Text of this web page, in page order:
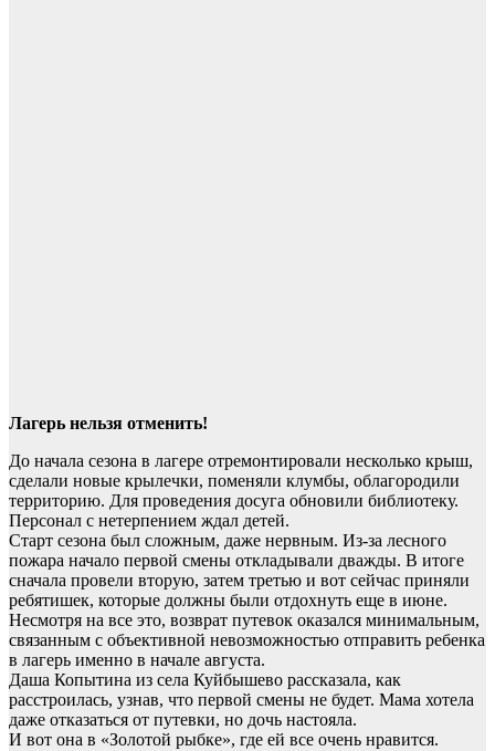
Лагерь нельзя отменить!
До начала сезона в лагере отремонтировали несколько крыш,
сделали новые крылечки, поменяли клумбы, облагородили
территорию. Для проведения досуга обновили библиотеку.
Персонал с нетерпением ждал детей.
Старт сезона был сложным, даже нервным. Из-за лесного
пожара начало первой смены откладывали дважды. В итоге
сначала провели вторую, затем третью и вот сейчас приняли
ребятишек, которые должны были отдохнуть еще в июне.
Несмотря на все это, возврат путевок оказался минимальным,
связанным с объективной невозможностью отправить ребенка
в лагерь именно в начале августа.
Даша Копытина из села Куйбышево рассказала, как
расстроилась, узнав, что первой смены не будет. Мама хотела
даже отказаться от путевки, но дочь настояла.
И вот она в «Золотой рыбке», где ей все очень нравится.